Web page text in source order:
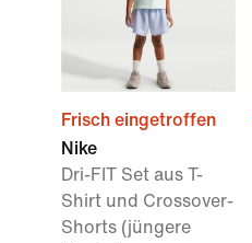
Frisch eingetroffen
Nike
Dri-FIT Set aus T-
Shirt und Crossover-
Shorts (jüngere